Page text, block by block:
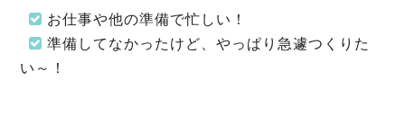
お仕事や他の準備で忙しい！
準備してなかったけど、やっぱり急遽つくりた
い～！